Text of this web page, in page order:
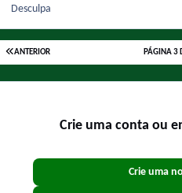
Desculpa
ANTERIOR PÁGINA 3
Crie uma conta ou
Crie uma